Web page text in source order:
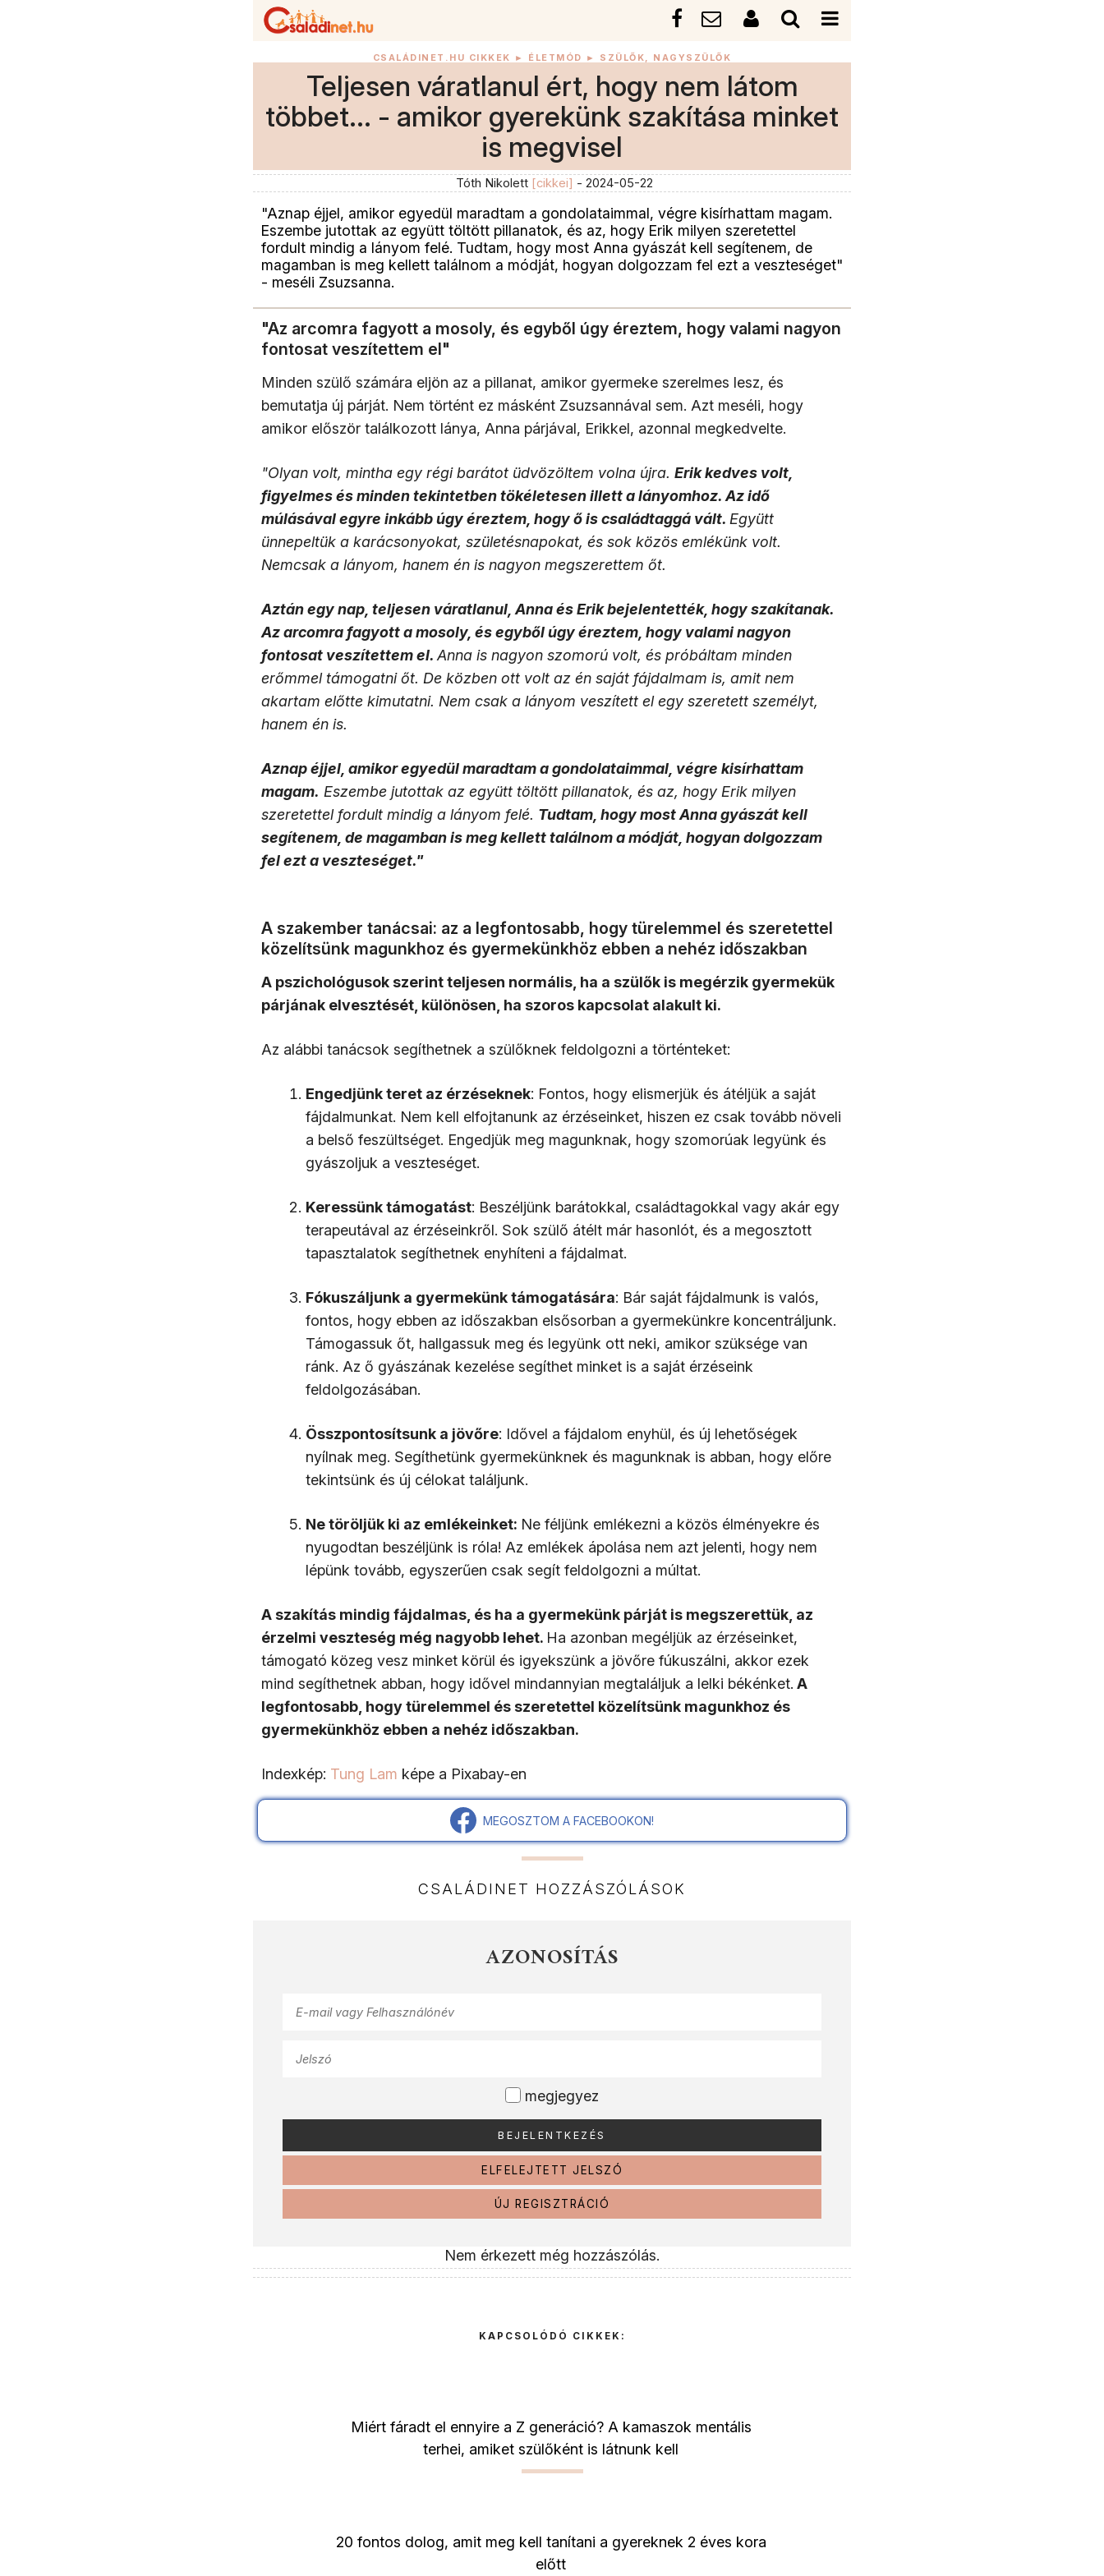
CSALÁDINET.HU CIKKEK ► ÉLETMÓD ► SZÜLŐK, NAGYSZÜLŐK
Teljesen váratlanul ért, hogy nem látom
többet... - amikor gyerekünk szakítása minket
is megvisel
Tóth Nikolett [cikkei] - 2024-05-22
"Aznap éjjel, amikor egyedül maradtam a gondolataimmal, végre kisírhattam magam.
Eszembe jutottak az együtt töltött pillanatok, és az, hogy Erik milyen szeretettel
fordult mindig a lányom felé. Tudtam, hogy most Anna gyászát kell segítenem, de
magamban is meg kellett találnom a módját, hogyan dolgozzam fel ezt a veszteséget"
- meséli Zsuzsanna.
"Az arcomra fagyott a mosoly, és egyből úgy éreztem, hogy valami nagyon
fontosat veszítettem el"
Minden szülő számára eljön az a pillanat, amikor gyermeke szerelmes lesz, és
bemutatja új párját. Nem történt ez másként Zsuzsannával sem. Azt meséli, hogy
amikor először találkozott lánya, Anna párjával, Erikkel, azonnal megkedvelte.
"Olyan volt, mintha egy régi barátot üdvözöltem volna újra. Erik kedves volt,
figyelmes és minden tekintetben tökéletesen illett a lányomhoz. Az idő
múlásával egyre inkább úgy éreztem, hogy ő is családtaggá vált. Együtt
ünnepeltük a karácsonyokat, születésnapokat, és sok közös emlékünk volt.
Nemcsak a lányom, hanem én is nagyon megszerettem őt.
Aztán egy nap, teljesen váratlanul, Anna és Erik bejelentették, hogy szakítanak.
Az arcomra fagyott a mosoly, és egyből úgy éreztem, hogy valami nagyon
fontosat veszítettem el. Anna is nagyon szomorú volt, és próbáltam minden
erőmmel támogatni őt. De közben ott volt az én saját fájdalmam is, amit nem
akartam előtte kimutatni. Nem csak a lányom veszített el egy szeretett személyt,
hanem én is.
Aznap éjjel, amikor egyedül maradtam a gondolataimmal, végre kisírhattam
magam. Eszembe jutottak az együtt töltött pillanatok, és az, hogy Erik milyen
szeretettel fordult mindig a lányom felé. Tudtam, hogy most Anna gyászát kell
segítenem, de magamban is meg kellett találnom a módját, hogyan dolgozzam
fel ezt a veszteséget."
A szakember tanácsai: az a legfontosabb, hogy türelemmel és szeretettel
közelítsünk magunkhoz és gyermekünkhöz ebben a nehéz időszakban
A pszichológusok szerint teljesen normális, ha a szülők is megérzik gyermekük
párjának elvesztését, különösen, ha szoros kapcsolat alakult ki.
Az alábbi tanácsok segíthetnek a szülőknek feldolgozni a történteket:
Engedjünk teret az érzéseknek: Fontos, hogy elismerjük és átéljük a saját
fájdalmunkat. Nem kell elfojtanunk az érzéseinket, hiszen ez csak tovább növeli
a belső feszültséget. Engedjük meg magunknak, hogy szomorúak legyünk és
gyászoljuk a veszteséget.
Keressünk támogatást: Beszéljünk barátokkal, családtagokkal vagy akár egy
terapeutával az érzéseinkről. Sok szülő átélt már hasonlót, és a megosztott
tapasztalatok segíthetnek enyhíteni a fájdalmat.
Fókuszáljunk a gyermekünk támogatására: Bár saját fájdalmunk is valós,
fontos, hogy ebben az időszakban elsősorban a gyermekünkre koncentráljunk.
Támogassuk őt, hallgassuk meg és legyünk ott neki, amikor szüksége van
ránk. Az ő gyászának kezelése segíthet minket is a saját érzéseink
feldolgozásában.
Összpontosítsunk a jövőre: Idővel a fájdalom enyhül, és új lehetőségek
nyílnak meg. Segíthetünk gyermekünknek és magunknak is abban, hogy előre
tekintsünk és új célokat találjunk.
Ne töröljük ki az emlékeinket: Ne féljünk emlékezni a közös élményekre és
nyugodtan beszéljünk is róla! Az emlékek ápolása nem azt jelenti, hogy nem
lépünk tovább, egyszerűen csak segít feldolgozni a múltat.
A szakítás mindig fájdalmas, és ha a gyermekünk párját is megszerettük, az
érzelmi veszteség még nagyobb lehet. Ha azonban megéljük az érzéseinket,
támogató közeg vesz minket körül és igyekszünk a jövőre fúkuszálni, akkor ezek
mind segíthetnek abban, hogy idővel mindannyian megtaláljuk a lelki békénket. A
legfontosabb, hogy türelemmel és szeretettel közelítsünk magunkhoz és
gyermekünkhöz ebben a nehéz időszakban.
Indexkép: Tung Lam képe a Pixabay-en
MEGOSZTOM A FACEBOOKON!
CSALÁDINET HOZZÁSZÓLÁSOK
AZONOSÍTÁS
megjegyez
ELFELEJTETT JELSZÓ
ÚJ REGISZTRÁCIÓ
Nem érkezett még hozzászólás.
KAPCSOLÓDÓ CIKKEK:
Miért fáradt el ennyire a Z generáció? A kamaszok mentális
terhei, amiket szülőként is látnunk kell
20 fontos dolog, amit meg kell tanítani a gyereknek 2 éves kora
előtt